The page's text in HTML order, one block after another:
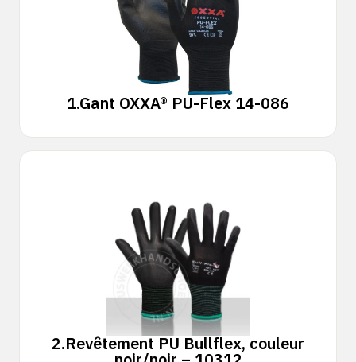
1.Gant OXXA® PU-Flex 14-086
2.Revêtement PU Bullflex, couleur